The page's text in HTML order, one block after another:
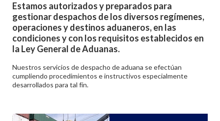
Estamos autorizados y preparados para
gestionar despachos de los diversos regímenes,
operaciones y destinos aduaneros, en las
condiciones y con los requisitos establecidos en
la Ley General de Aduanas.
Nuestros servicios de despacho de aduana se efectúan
cumpliendo procedimientos e instructivos especialmente
desarrollados para tal fín.